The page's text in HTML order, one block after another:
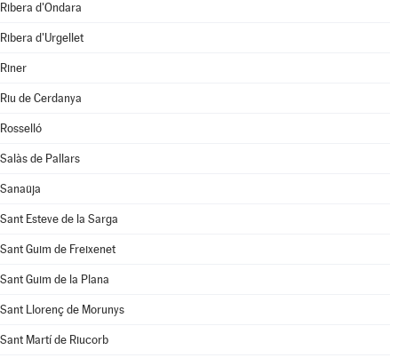
Ribera d'Ondara
Ribera d'Urgellet
Riner
Riu de Cerdanya
Rosselló
Salàs de Pallars
Sanaüja
Sant Esteve de la Sarga
Sant Guim de Freixenet
Sant Guim de la Plana
Sant Llorenç de Morunys
Sant Martí de Riucorb